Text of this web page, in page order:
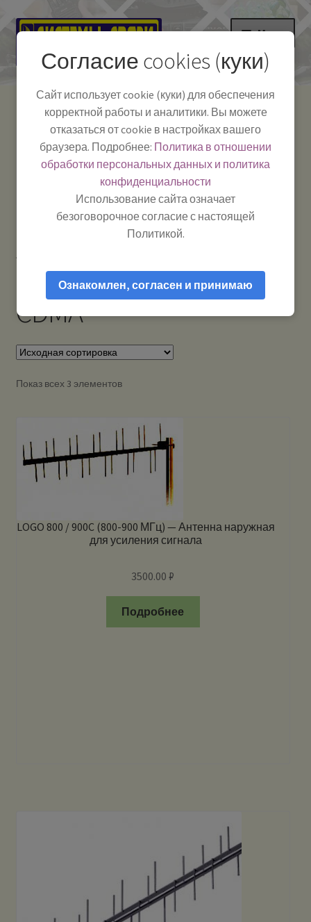
Перейти
навигации
Перейти
содержимому
Меню
Как пользоваться
Полезная информация
Мой аккаунт
Системы Связи:
г. Красноярск, ул.
Работаем:Пн-Пт:
10:00–18:00
-
Телефон:+7-
391-249-1040
Тел.|WA|Telegram:
+79029904090
CDMA
Показ всех 3 элементов
LOGO 800 / 900C (800-900 МГц) — Антенна наружная
для усиления сигнала
3500.00₽
Подробнее
Согласие cookies (куки)
Сайт использует cookie (куки) для обеспечения
корректной работы и аналитики. Вы можете
отказаться от cookie в настройках вашего
браузера. Подробнее: Политика в отношении
обработки персональных данных и политика
конфиденциальности
Использование сайта означает
безоговорочное согласие с настоящей
Политикой.
Ознакомлен, согласен и принимаю